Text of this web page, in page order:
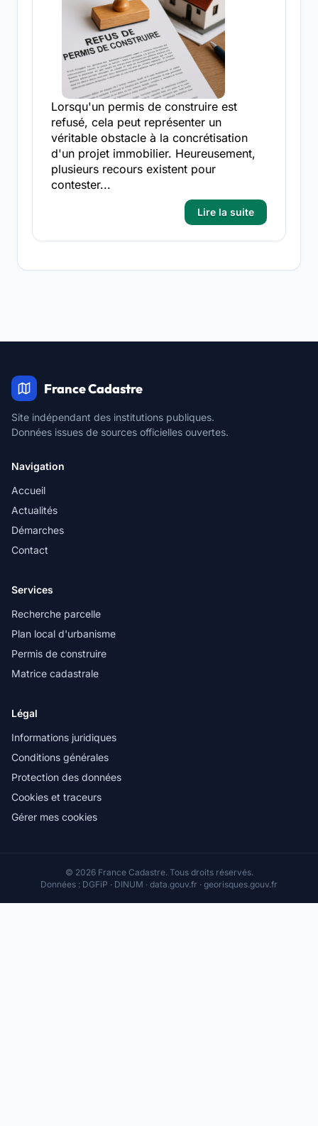
Lorsqu'un permis de construire est
refusé, cela peut représenter un
véritable obstacle à la concrétisation
d'un projet immobilier. Heureusement,
plusieurs recours existent pour
contester...
Lire la suite
France Cadastre
Site indépendant des institutions publiques.
Données issues de sources officielles ouvertes.
Navigation
Accueil
Actualités
Démarches
Contact
Services
Recherche parcelle
Plan local d'urbanisme
Permis de construire
Matrice cadastrale
Légal
Informations juridiques
Conditions générales
Protection des données
Cookies et traceurs
Gérer mes cookies
© 2026 France Cadastre. Tous droits réservés.
Données : DGFiP · DINUM · data.gouv.fr · georisques.gouv.fr